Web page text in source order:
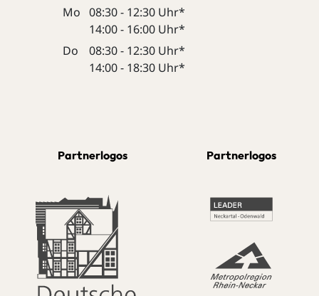
Mo 08:30 - 12:30 Uhr*
14:00 - 16:00 Uhr*
Do
08:30 - 12:30 Uhr*
14:00 - 18:30 Uhr*
Partnerlogos Partnerlogos